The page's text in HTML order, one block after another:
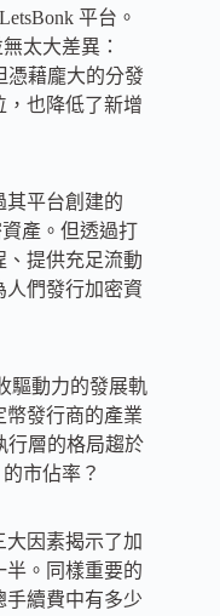
平台。
太大差異：
憑藉龐大的分發
，也降低了新增
其平台創建的
產。但透過打
、提供充足流動
人們發行加密資
驅動力的發展軌
幣發行商的產業
行層的格局趨於
市佔率？
因素揭示了加
半。同樣重要的
手續費中有多少